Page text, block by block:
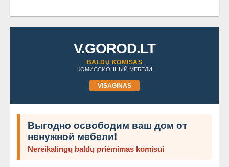
V.GOROD.LT
BALDŲ KOMISAS
КОМИССИОННЫЙ МЕБЕЛИ
VISAGINAS
Выгодно освободим ваш дом от
ненужной мебели!
Nereikalingų baldų priėmimas komisui